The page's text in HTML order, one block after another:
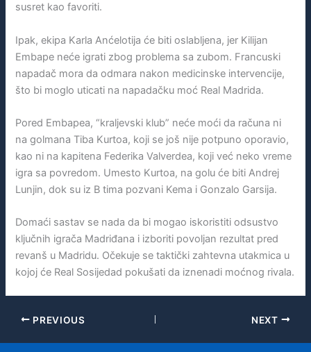
susret kao favoriti.
Ipak, ekipa Karla Anćelotija će biti oslabljena, jer Kilijan
Embape neće igrati zbog problema sa zubom. Francuski
napadač mora da odmara nakon medicinske intervencije,
što bi moglo uticati na napadačku moć Real Madrida.
Pored Embapea, “kraljevski klub” neće moći da računa ni
na golmana Tiba Kurtoa, koji se još nije potpuno oporavio,
kao ni na kapitena Federika Valverdea, koji već neko vreme
igra sa povredom. Umesto Kurtoa, na golu će biti Andrej
Lunjin, dok su iz B tima pozvani Kema i Gonzalo Garsija.
Domaći sastav se nada da bi mogao iskoristiti odsustvo
ključnih igrača Madriđana i izboriti povoljan rezultat pred
revanš u Madridu. Očekuje se taktički zahtevna utakmica u
kojoj će Real Sosijedad pokušati da iznenadi moćnog rivala.
PREVIOUS NEXT